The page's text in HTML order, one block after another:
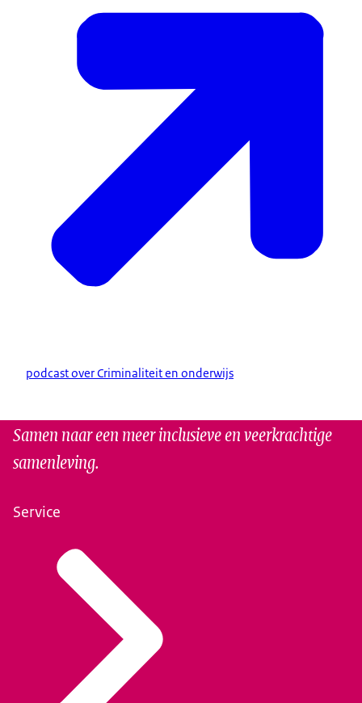
podcast over Criminaliteit en onderwijs
Samen naar een meer inclusieve en veerkrachtige
samenleving.
Service